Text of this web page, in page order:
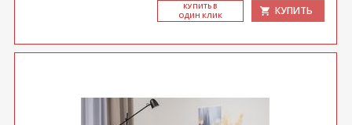
КУ­ПИТЬ В
ОДИН КЛИК
КУПИТЬ